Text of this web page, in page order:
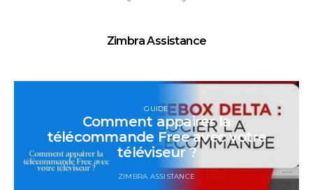
Zimbra Assistance
GUIDE
Comment appairer la
télécommande Free avec votre
téléviseur ?
ZIMBRA ASSISTANCE